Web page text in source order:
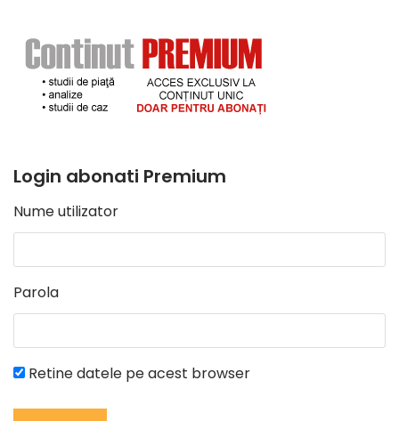
Login abonati Premium
Nume utilizator
Parola
Retine datele pe acest browser